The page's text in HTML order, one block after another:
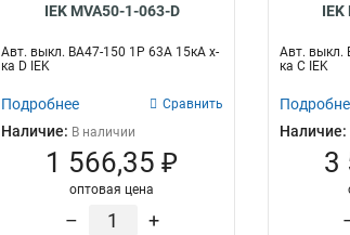
IEK MVA50-1-063-D
Авт. выкл. ВА47-150 1Р 63А 15кА х-
ка D IEK
Подробнее Сравнить
Наличие: В наличии
1 566,35 ₽
оптовая цена
– +
IEK
Авт. выкл.
ка C IEK
Наличие:
3